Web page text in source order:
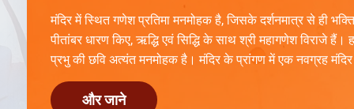
मंदिर में स्थित गणेश प्रतिमा मनमोहक है, जिसके दर्शनमात्र से ही
पीतांबर धारण किए, ऋद्धि एवं सिद्धि के साथ श्री महागणेश विराजे
प्रभु की छवि अत्यंत मनमोहक है। मंदिर के प्रांगण में एक नवग्रह
और जाने